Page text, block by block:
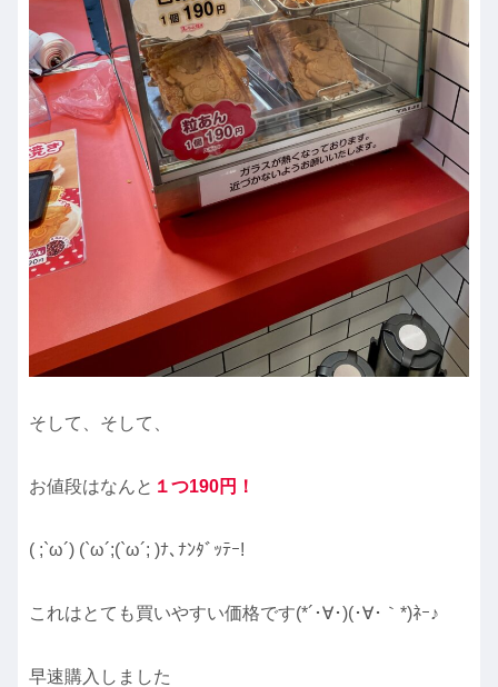
そして、そして、
お値段はなんと １つ190円！
( ;`ω´) (`ω´;(`ω´; )ﾅ､ﾅﾝﾀﾞｯﾃｰ!
これはとても買いやすい価格です(*´･∀･)(･∀･｀*)ﾈｰ♪
早速購入しました